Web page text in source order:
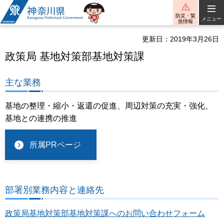
神奈川県
防災・緊
急情報
メニュー
更新日：2019年3月26日
政策局 基地対策部基地対策課
主な業務
基地の整理・縮小・返還の促進、周辺対策の充実・強化、
基地との連携の推進
所属PRページ
部署別業務内容と連絡先
政策局基地対策部基地対策課へのお問い合わせフォーム